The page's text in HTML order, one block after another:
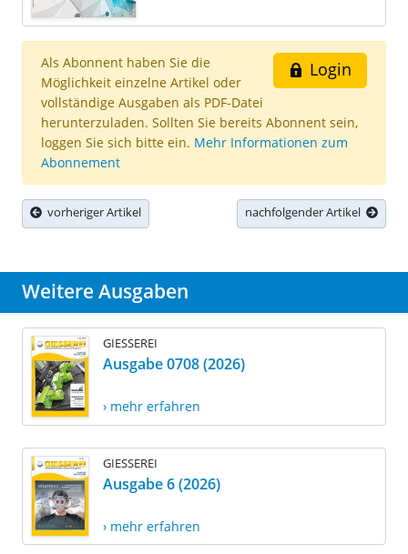
Login
Als Abonnent haben Sie die
Möglichkeit einzelne Artikel oder
vollständige Ausgaben als PDF-Datei
herunterzuladen. Sollten Sie bereits Abonnent sein,
loggen Sie sich bitte ein. Mehr Informationen zum
Abonnement
vorheriger Artikel nachfolgender Artikel
Weitere Ausgaben
GIESSEREI
Ausgabe 0708 (2026)
› mehr erfahren
GIESSEREI
Ausgabe 6 (2026)
› mehr erfahren